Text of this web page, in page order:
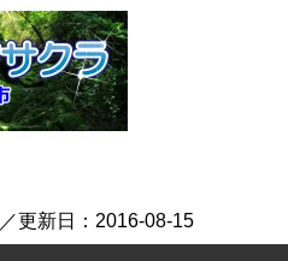
／更新日： 2016-08-15